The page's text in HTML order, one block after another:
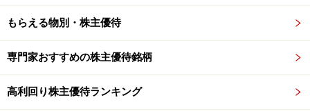
が、その内容を保証するものではなく、これに基づく損失・損害
などについて当社は一切の責任を負いません。
最新の情報や詳細については、必ず各金融機関やサービス提供者
の公式情報をご確認ください。
【編集部からのお知らせ】
・「家計」について、アンケート（2026/8/31まで）
を実施
もらえる物別・株主優待
専門家おすすめの株主優待銘柄
高利回り株主優待ランキング